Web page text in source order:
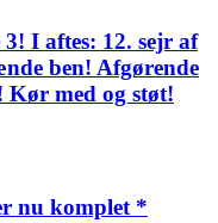
I aftes: 12. sejr af
ben! Afgørende
Kør med og støt!
nu komplet *